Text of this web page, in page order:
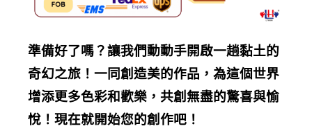
準備好了嗎？讓我們動動手開啟一趟黏土的
奇幻之旅！一同創造美的作品，為這個世界
增添更多色彩和歡樂，共創無盡的驚喜與愉
悅！現在就開始您的創作吧！